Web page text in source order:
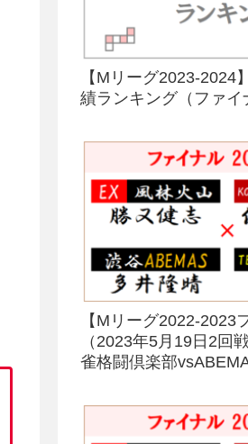
【Mリーグ2023-2024
績ランキング（ファイ
【Mリーグ2022-2023
（2023年5月19日2回
雀格闘倶楽部